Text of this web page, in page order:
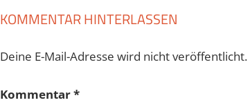
KOMMENTAR HINTERLASSEN
Deine E-Mail-Adresse wird nicht veröffentlicht.
Kommentar*